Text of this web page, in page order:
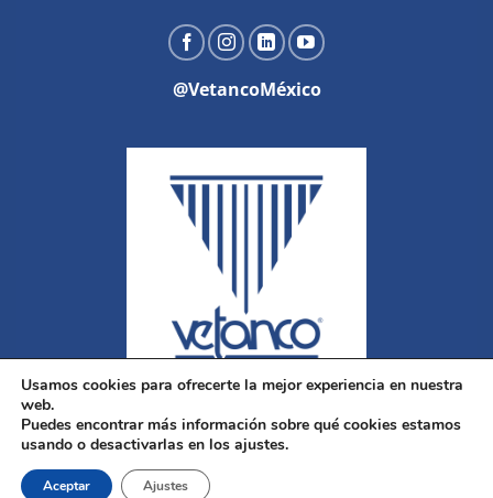
@VetancoMéxico
Copyright 2026 ©
Usamos cookies para ofrecerte la mejor experiencia en nuestra
web.
Puedes encontrar más información sobre qué cookies estamos
usando o desactivarlas en los ajustes.
Aceptar Ajustes